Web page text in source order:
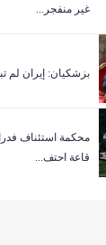
غير منفجر...
بزشكيان: إيران لم
‏محكمة استئناف
قاعة احتف...